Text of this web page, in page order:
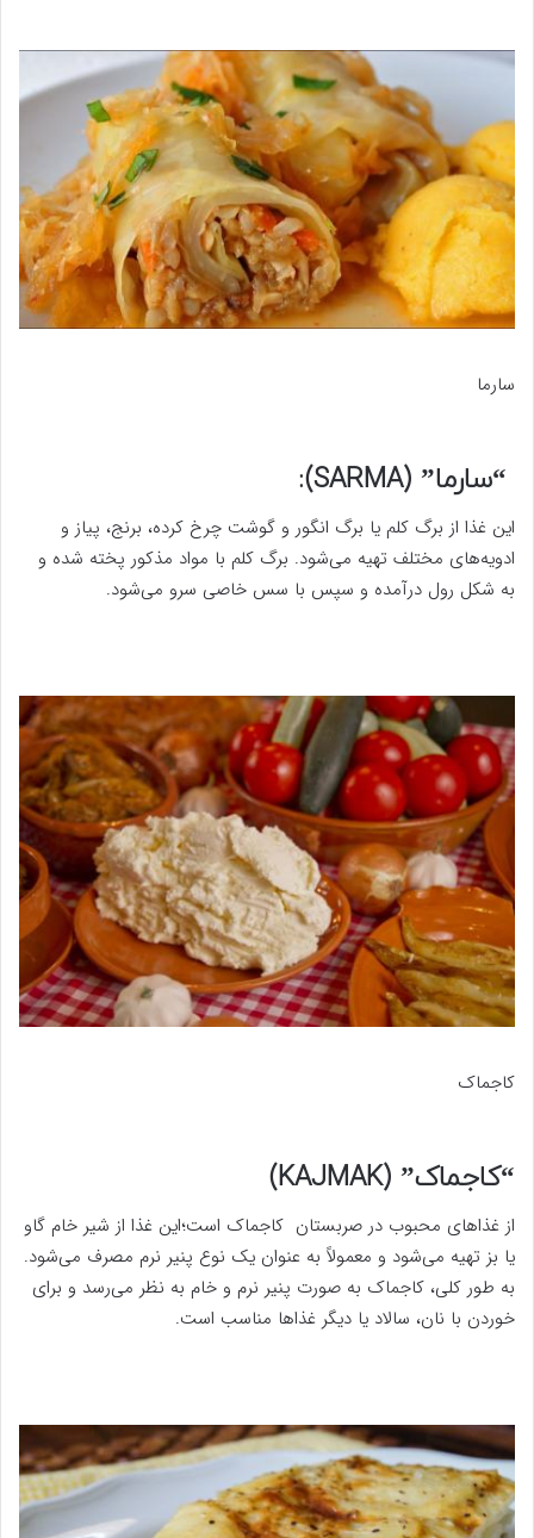
سارما
“سارما” (SARMA):
این غذا از برگ کلم یا برگ انگور و گوشت چرخ کرده، برنج، پیاز و
ادویه‌های مختلف تهیه می‌شود. برگ کلم با مواد مذکور پخته شده و
به شکل رول درآمده و سپس با سس خاصی سرو می‌شود.
کاجماک
“کاجماک” (KAJMAK)
از غذاهای محبوب در صربستان کاجماک است؛این غذا از شیر خام گاو
یا بز تهیه می‌شود و معمولاً به عنوان یک نوع پنیر نرم مصرف می‌شود.
به طور کلی، کاجماک به صورت پنیر نرم و خام به نظر می‌رسد و برای
خوردن با نان، سالاد یا دیگر غذاها مناسب است.